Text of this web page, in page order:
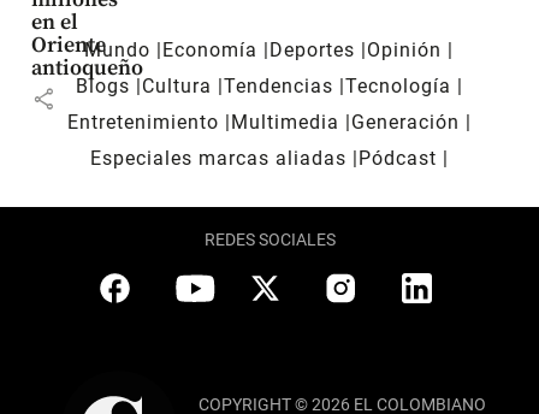
en el
Oriente
antioqueño
share
Mundo Economía Deportes
Opinión
Blogs
Cultura Tendencias Tecnología
Entretenimiento
Multimedia
Generación
Especiales marcas aliadas
Pódcast
REDES SOCIALES
COPYRIGHT © 2026 EL COLOMBIANO